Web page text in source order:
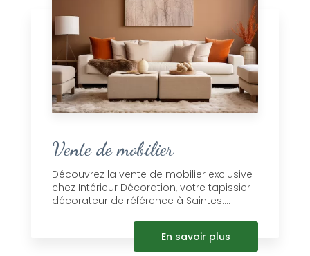
Vente de mobilier
Découvrez la vente de mobilier exclusive
chez Intérieur Décoration, votre tapissier
décorateur de référence à Saintes....
En savoir plus